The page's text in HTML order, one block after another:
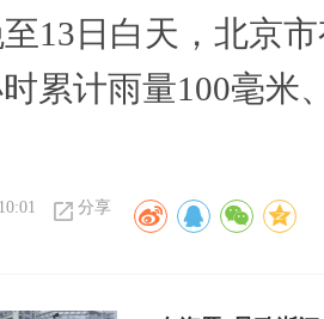
13日白天，北京
累计雨量100毫米
分享